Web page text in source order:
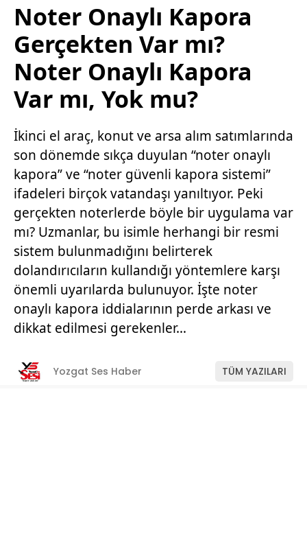
Noter Onaylı Kapora
Gerçekten Var mı?
Noter Onaylı Kapora
Var mı, Yok mu?
İkinci el araç, konut ve arsa alım satımlarında
son dönemde sıkça duyulan “noter onaylı
kapora” ve “noter güvenli kapora sistemi”
ifadeleri birçok vatandaşı yanıltıyor. Peki
gerçekten noterlerde böyle bir uygulama var
mı? Uzmanlar, bu isimle herhangi bir resmi
sistem bulunmadığını belirterek
dolandırıcıların kullandığı yöntemlere karşı
önemli uyarılarda bulunuyor. İşte noter
onaylı kapora iddialarının perde arkası ve
dikkat edilmesi gerekenler…
Yozgat Ses Haber TÜM YAZILARI